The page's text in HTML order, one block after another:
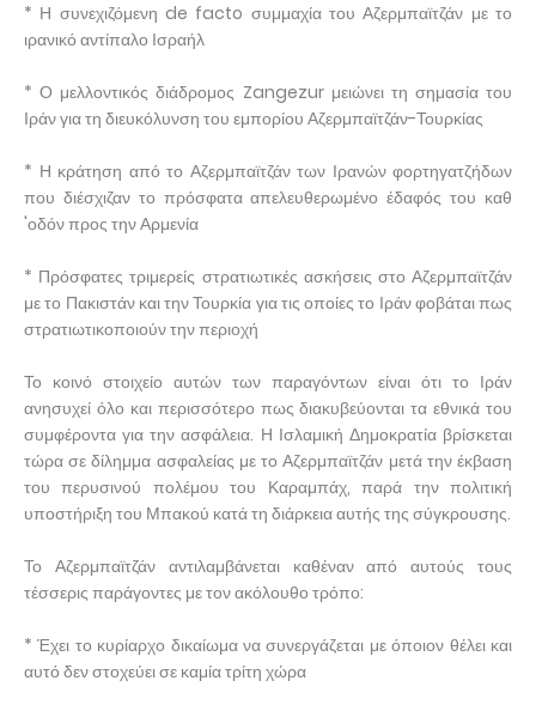
* Η συνεχιζόμενη de facto συμμαχία του Αζερμπαϊτζάν με το
ιρανικό αντίπαλο Ισραήλ
* Ο μελλοντικός διάδρομος Zangezur μειώνει τη σημασία του
Ιράν για τη διευκόλυνση του εμπορίου Αζερμπαϊτζάν-Τουρκίας
* Η κράτηση από το Αζερμπαϊτζάν των Ιρανών φορτηγατζήδων
που διέσχιζαν το πρόσφατα απελευθερωμένο έδαφός του καθ
'οδόν προς την Αρμενία
* Πρόσφατες τριμερείς στρατιωτικές ασκήσεις στο Αζερμπαϊτζάν
με το Πακιστάν και την Τουρκία για τις οποίες το Ιράν φοβάται πως
στρατιωτικοποιούν την περιοχή
Το κοινό στοιχείο αυτών των παραγόντων είναι ότι το Ιράν
ανησυχεί όλο και περισσότερο πως διακυβεύονται τα εθνικά του
συμφέροντα για την ασφάλεια. Η Ισλαμική Δημοκρατία βρίσκεται
τώρα σε δίλημμα ασφαλείας με το Αζερμπαϊτζάν μετά την έκβαση
του περυσινού πολέμου του Καραμπάχ, παρά την πολιτική
υποστήριξη του Μπακού κατά τη διάρκεια αυτής της σύγκρουσης.
Το Αζερμπαϊτζάν αντιλαμβάνεται καθέναν από αυτούς τους
τέσσερις παράγοντες με τον ακόλουθο τρόπο:
* Έχει το κυρίαρχο δικαίωμα να συνεργάζεται με όποιον θέλει και
αυτό δεν στοχεύει σε καμία τρίτη χώρα